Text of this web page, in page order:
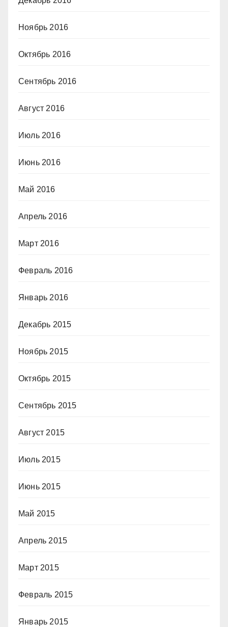
Ноябрь 2016
Октябрь 2016
Сентябрь 2016
Август 2016
Июль 2016
Июнь 2016
Май 2016
Апрель 2016
Март 2016
Февраль 2016
Январь 2016
Декабрь 2015
Ноябрь 2015
Октябрь 2015
Сентябрь 2015
Август 2015
Июль 2015
Июнь 2015
Май 2015
Апрель 2015
Март 2015
Февраль 2015
Январь 2015